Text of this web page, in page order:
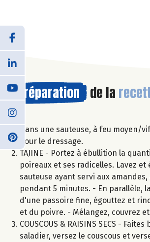
Préparation de la
Dans une sauteuse, à feu
pour le dressage.
TAJINE - Portez à ébullition la
poireaux et ses radicelles. Lavez
sauteuse ayant servi aux
pendant 5 minutes. - En parallèle,
d'une passoire fine, égouttez et
et du poivre. - Mélangez, couvrez
COUSCOUS & RAISINS SECS -
saladier, versez le couscous et